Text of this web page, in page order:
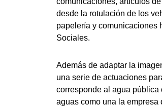
desde la rotulación de los
papelería y comunicaciones
Sociales.
Además de adaptar la
una serie de actuaciones
corresponde al agua
aguas como una la